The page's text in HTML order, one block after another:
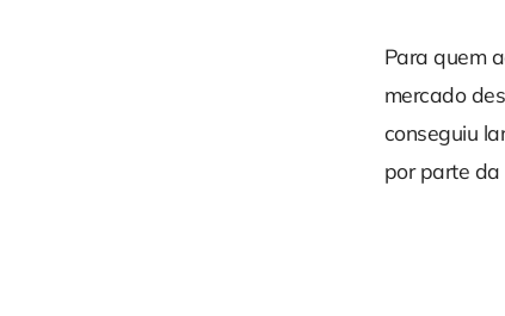
Para quem
mercado
conseguiu
por parte da